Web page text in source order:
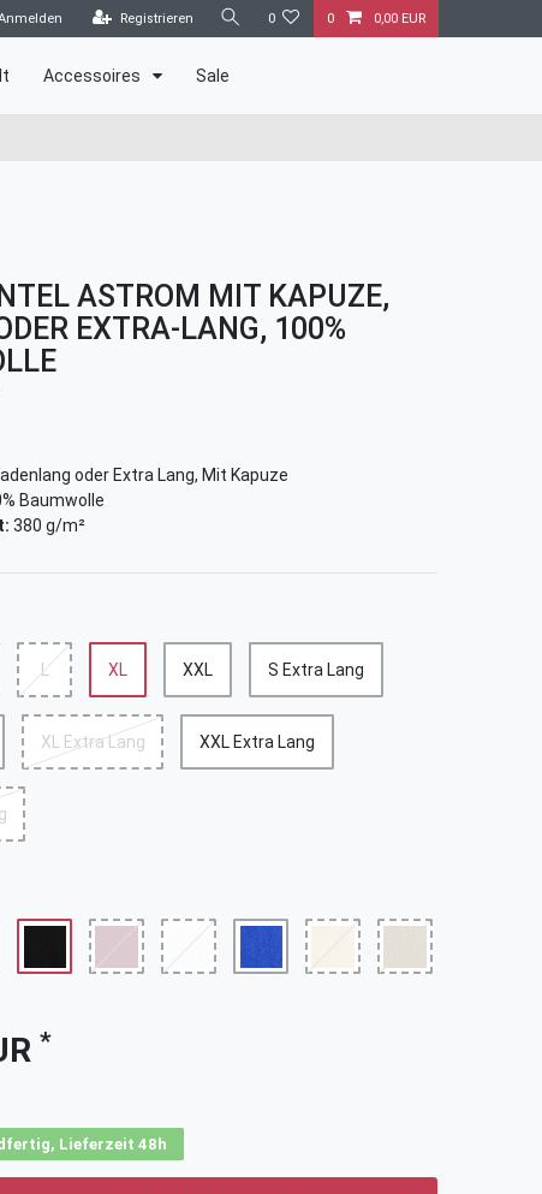
Registrieren 0 0 0,00 EUR
Accessoires Sale
ASTROM MIT KAPUZE,
EXTRA-LANG, 100%
oder Extra Lang, Mit Kapuze
Baumwolle
380 g/m²
XL XXL S Extra Lang
XL Extra Lang XXL Extra Lang
*
Lieferzeit 48h